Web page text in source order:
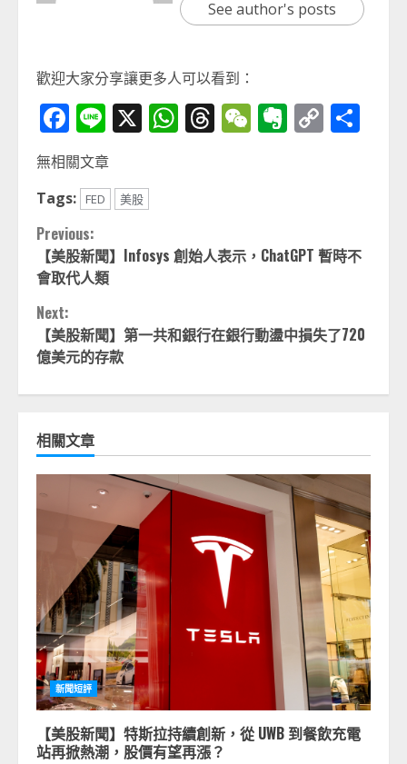
See author's posts
歡迎大家分享讓更多人可以看到：
Facebook
Line
X WhatsApp
Threads
WeChat
Evernote
Copy
無相關文章
Tags:
FED 美股
Continue
Reading
Previous:
【美股新聞】Infosys 創始人表示，ChatGPT 暫時不
會取代人類
Next:
【美股新聞】第一共和銀行在銀行動盪中損失了720
億美元的存款
相關文章
新聞短評
【美股新聞】特斯拉持續創新，從 UWB 到餐飲充電
站再掀熱潮，股價有望再漲？